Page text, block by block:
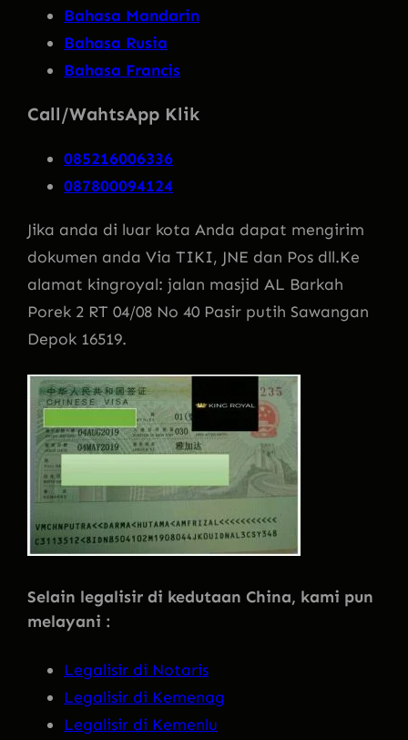
Bahasa Mandarin
Bahasa Rusia
Bahasa Francis
Call/WahtsApp Klik
085216006336
087800094124
Jika anda di luar kota Anda dapat mengirim
dokumen anda Via TIKI, JNE dan Pos dll.Ke
alamat kingroyal: jalan masjid AL Barkah
Porek 2 RT 04/08 No 40 Pasir putih Sawangan
Depok 16519.
Selain legalisir di kedutaan China, kami pun
melayani :
Legalisir di Notaris
Legalisir di Kemenag
Legalisir di Kemenlu